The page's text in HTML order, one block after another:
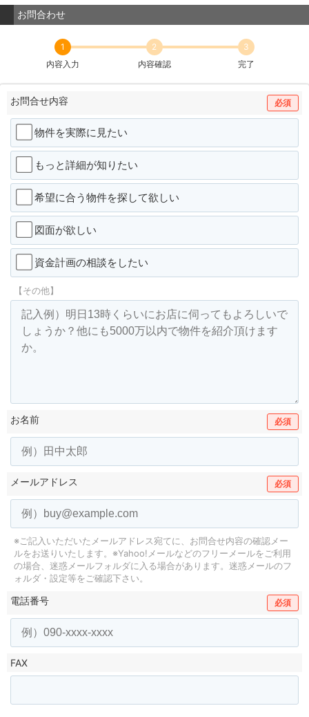
お問合わせ
1
内容入力
2
内容確認
3
完了
お問合せ内容 必須
物件を実際に見たい
もっと詳細が知りたい
希望に合う物件を探して欲しい
図面が欲しい
資金計画の相談をしたい
【その他】
お名前 必須
メールアドレス 必須
※ご記入いただいたメールアドレス宛てに、お問合せ内容の確認メー
ルをお送りいたします。 ※Yahoo!メールなどのフリーメールをご利用
の場合、迷惑メールフォルダに入る場合があります。 迷惑メールのフ
ォルダ・設定等をご確認下さい。
電話番号 必須
FAX